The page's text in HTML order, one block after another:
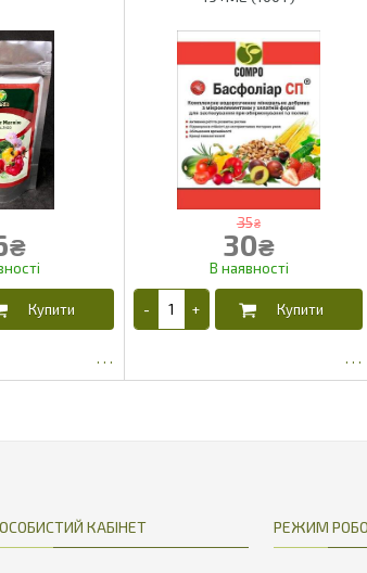
₴
35₴
30₴
ОСОБИСТИЙ КАБІНЕТ РЕЖИМ